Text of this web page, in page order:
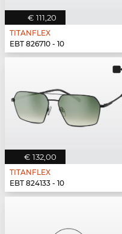
€ 111,20
TITANFLEX
EBT 826710 - 10
€ 132,00
TITANFLEX
EBT 824133 - 10